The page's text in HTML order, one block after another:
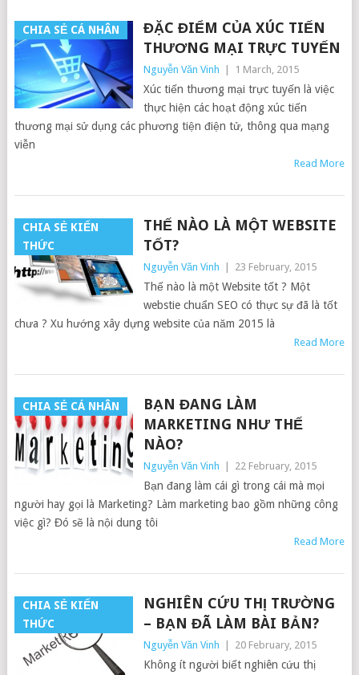
CHIA SẺ CÁ NHÂN
ĐẶC ĐIỂM CỦA XÚC TIẾN
THƯƠNG MẠI TRỰC TUYẾN
Nguyễn Văn Vinh 1 March, 2015
Xúc tiến thương mại trực tuyến là việc
thực hiện các hoạt động xúc tiến
thương mại sử dụng các phương tiện điện tử, thông qua mạng
viễn
Read More
CHIA SẺ KIẾN
THỨC
THẾ NÀO LÀ MỘT WEBSITE
TỐT?
Nguyễn Văn Vinh 23 February, 2015
Thế nào là một Website tốt ? Một
webstie chuẩn SEO có thực sự đã là tốt
chưa ? Xu hướng xây dựng website của năm 2015 là
Read More
CHIA SẺ CÁ NHÂN
BẠN ĐANG LÀM
MARKETING NHƯ THẾ
NÀO?
Nguyễn Văn Vinh 22 February, 2015
Bạn đang làm cái gì trong cái mà mọi
người hay gọi là Marketing? Làm marketing bao gồm những công
việc gì? Đó sẽ là nội dung tôi
Read More
CHIA SẺ KIẾN
THỨC
NGHIÊN CỨU THỊ TRƯỜNG
– BẠN ĐÃ LÀM BÀI BẢN?
Nguyễn Văn Vinh 20 February, 2015
Không ít người biết nghiên cứu thị